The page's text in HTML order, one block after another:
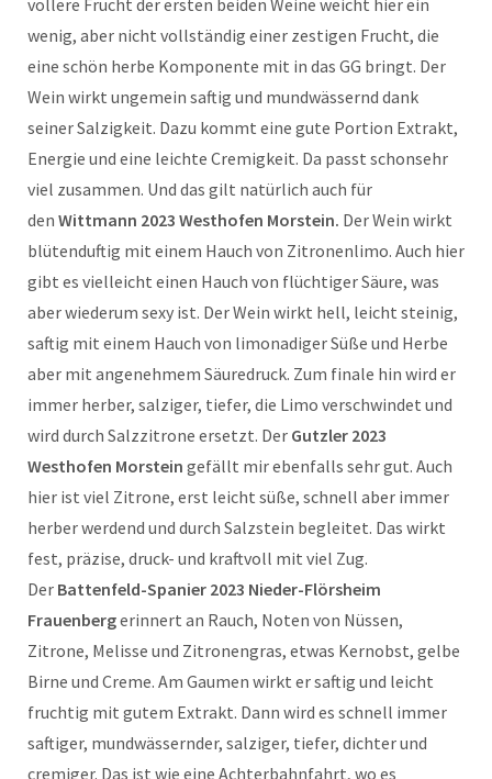
wenig, aber nicht vollständig einer zestigen Frucht, die
eine schön herbe Komponente mit in das GG bringt. Der
Wein wirkt ungemein saftig und mundwässernd dank
seiner Salzigkeit. Dazu kommt eine gute Portion Extrakt,
Energie und eine leichte Cremigkeit. Da passt schonsehr
viel zusammen. Und das gilt natürlich auch für
den Wittmann 2023 Westhofen Morstein. Der Wein wirkt
blütenduftig mit einem Hauch von Zitronenlimo. Auch hier
gibt es vielleicht einen Hauch von flüchtiger Säure, was
aber wiederum sexy ist. Der Wein wirkt hell, leicht steinig,
saftig mit einem Hauch von limonadiger Süße und Herbe
aber mit angenehmem Säuredruck. Zum finale hin wird er
immer herber, salziger, tiefer, die Limo verschwindet und
wird durch Salzzitrone ersetzt. Der Gutzler 2023
Westhofen Morstein gefällt mir ebenfalls sehr gut. Auch
hier ist viel Zitrone, erst leicht süße, schnell aber immer
herber werdend und durch Salzstein begleitet. Das wirkt
fest, präzise, druck- und kraftvoll mit viel Zug.
Der Battenfeld-Spanier 2023 Nieder-Flörsheim
Frauenbergerinnert an Rauch, Noten von Nüssen,
Zitrone, Melisse und Zitronengras, etwas Kernobst, gelbe
Birne und Creme. Am Gaumen wirkt er saftig und leicht
fruchtig mit gutem Extrakt. Dann wird es schnell immer
saftiger, mundwässernder, salziger, tiefer, dichter und
cremiger. Das ist wie eine Achterbahnfahrt, wo es